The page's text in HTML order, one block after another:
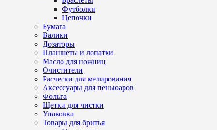
Футболки
Цепочки
Бумага
Валики
Дозаторы
Планшеты и лопатки
Масло для ножниц
Очистители
Расчески для мелирования
Аксессуары для пеньюаров
Фольга
Щетки для чистки
Упаковка
Товары для бритья